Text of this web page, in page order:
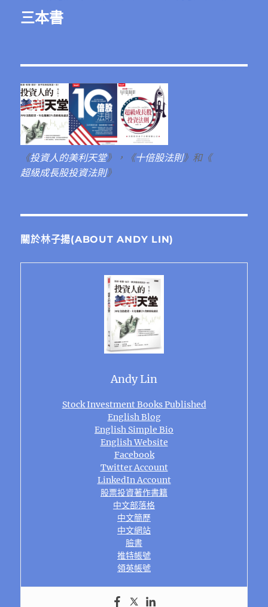
三本書
《投資人的美利天堂》，《十倍股法則》和《
超級成長股投資法則》
關於林子揚(ABOUT ANDY LIN)
Andy Lin
Stock Investment Books Published
English Blog
English Simple Bio
English Website
Facebook
Twitter Account
LinkedIn Account
股票投資著作書籍
中文部落格
中文簡歷
中文網站
臉書
推特帳號
領英帳號